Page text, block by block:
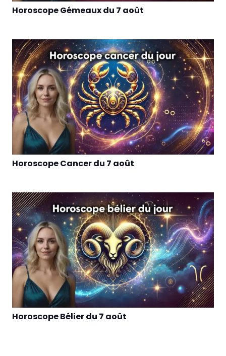
Horoscope Gémeaux du 7 août
Horoscope Cancer du 7 août
Horoscope Bélier du 7 août